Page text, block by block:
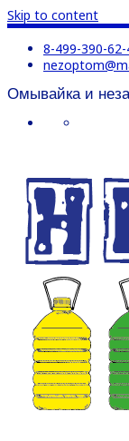
Skip to content
8-499-390-62-
Омывайка и